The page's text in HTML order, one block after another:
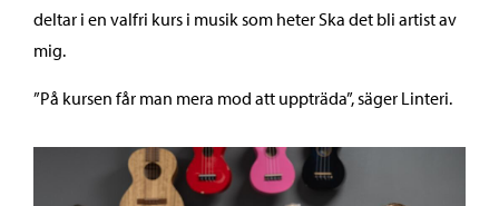
deltar i en valfri kurs i musik som heter Ska det bli artist av
mig.
”På kursen får man mera mod att uppträda”, säger Linteri.